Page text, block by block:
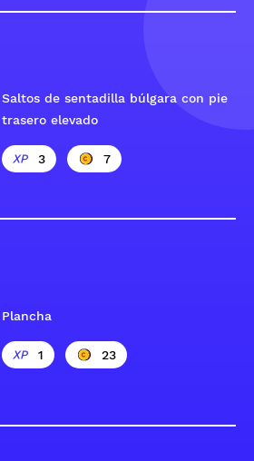
Saltos de sentadilla búlgara con pie
trasero elevado
3 7
Plancha
1 23